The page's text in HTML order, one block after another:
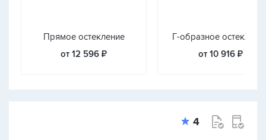
Прямое остекление
от 12 596 ₽
Г-образное
от 10 916 ₽
4